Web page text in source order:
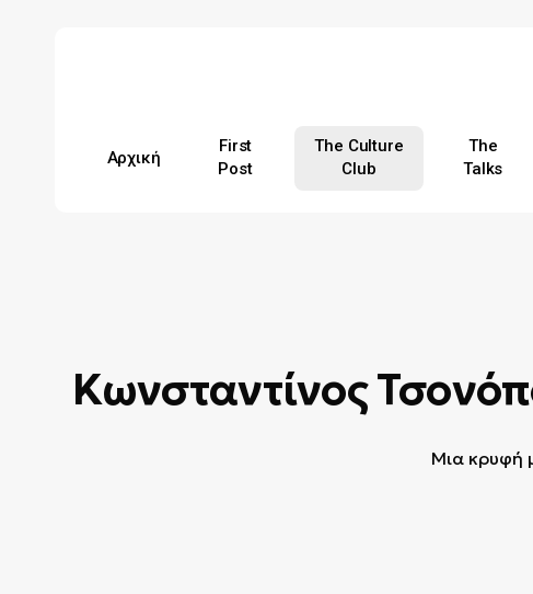
Αρχική
First
Post
The Culture
Club
The
Talks
Κωνσταντίνος
Μια κρυφή